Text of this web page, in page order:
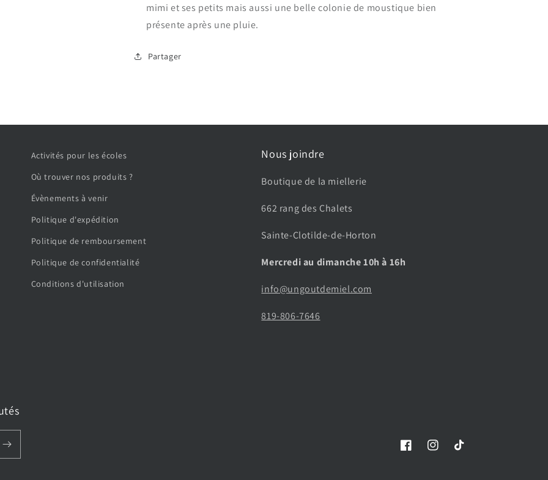
mimi et ses petits mais aussi une belle colonie de moustique bien
présente après une pluie.
Partager
Activités pour les écoles
Où trouver nos produits ?
Évènements à venir
Politique d'expédition
Politique de remboursement
Politique de confidentialité
Conditions d'utilisation
Nous joindre
Boutique de la miellerie
662 rang des Chalets
Sainte-Clotilde-de-Horton
Mercredi au dimanche 10h à 16h
info@ungoutdemiel.com
819-806-7646
FacebookInstagramTikTok